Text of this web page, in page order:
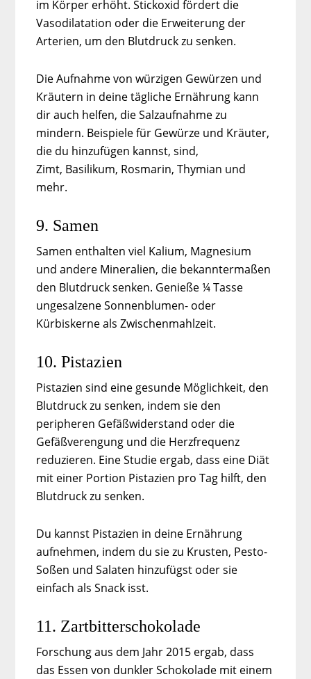
im Körper erhöht. Stickoxid fördert die
Vasodilatation oder die Erweiterung der
Arterien, um den Blutdruck zu senken.
Die Aufnahme von würzigen Gewürzen und
Kräutern in deine tägliche Ernährung kann
dir auch helfen, die Salzaufnahme zu
mindern. Beispiele für Gewürze und Kräuter,
die du hinzufügen kannst, sind,
Zimt, Basilikum, Rosmarin, Thymian und
mehr.
9. Samen
Samen enthalten viel Kalium, Magnesium
und andere Mineralien, die bekanntermaßen
den Blutdruck senken. Genieße ¼ Tasse
ungesalzene Sonnenblumen- oder
Kürbiskerne als Zwischenmahlzeit.
10. Pistazien
Pistazien sind eine gesunde Möglichkeit, den
Blutdruck zu senken, indem sie den
peripheren Gefäßwiderstand oder die
Gefäßverengung und die Herzfrequenz
reduzieren. Eine Studie ergab, dass eine Diät
mit einer Portion Pistazien pro Tag hilft, den
Blutdruck zu senken.
Du kannst Pistazien in deine Ernährung
aufnehmen, indem du sie zu Krusten, Pesto-
Soßen und Salaten hinzufügst oder sie
einfach als Snack isst.
11. Zartbitterschokolade
Forschung aus dem Jahr 2015 ergab, dass
das Essen von dunkler Schokolade mit einem